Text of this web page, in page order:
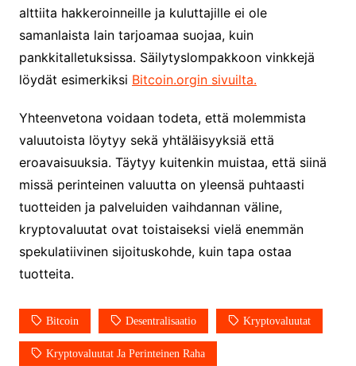
alttiita hakkeroinneille ja kuluttajille ei ole
samanlaista lain tarjoamaa suojaa, kuin
pankkitalletuksissa. Säilytyslompakkoon vinkkejä
löydät esimerkiksi Bitcoin.orgin sivuilta.
Yhteenvetona voidaan todeta, että molemmista
valuutoista löytyy sekä yhtäläisyyksiä että
eroavaisuuksia. Täytyy kuitenkin muistaa, että siinä
missä perinteinen valuutta on yleensä puhtaasti
tuotteiden ja palveluiden vaihdannan väline,
kryptovaluutat ovat toistaiseksi vielä enemmän
spekulatiivinen sijoituskohde, kuin tapa ostaa
tuotteita.
Bitcoin Desentralisaatio Kryptovaluutat
Kryptovaluutat Ja Perinteinen Raha